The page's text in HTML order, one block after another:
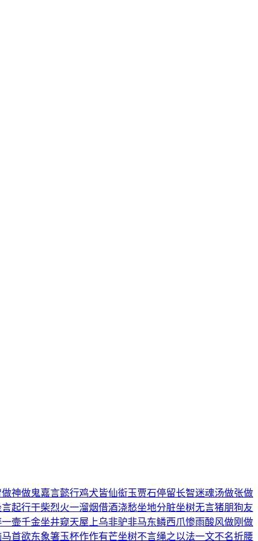
做神做鬼嘉言懿行鸡犬皆仙衒玉贾石停留长智迷魂汤做张做
言起行干柴烈火一溜烟借酒浇愁坐地分脏坐树无言猪朋狗友
一壸千金坐井窥天屋上乌非驴非马东鳞西爪惨雨酸风做刚做
马首欲东象箸玉杯作作有芒坐树不言绳之以法一文不名折腰